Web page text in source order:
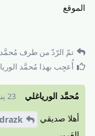
الموقع
تمّ الرّدّ من طرف مُحمَّد
أُعجِب بهذا مُحمَّد
مُحمَّد الورياغلي 23 يناير 2025
أهلا صديقي